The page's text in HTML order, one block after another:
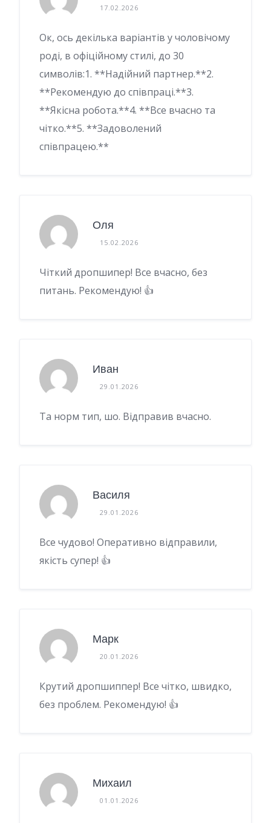
17.02.2026
Ок, ось декілька варіантів у чоловічому
роді, в офіційному стилі, до 30
символів:1. **Надійний партнер.**2.
**Рекомендую до співпраці.**3.
**Якісна робота.**4. **Все вчасно та
чітко.**5. **Задоволений
співпрацею.**
Оля
15.02.2026
Чіткий дропшипер! Все вчасно, без
питань. Рекомендую! 👍
Иван
29.01.2026
Та норм тип, шо. Відправив вчасно.
Василя
29.01.2026
Все чудово! Оперативно відправили,
якість супер! 👍
Марк
20.01.2026
Крутий дропшиппер! Все чітко, швидко,
без проблем. Рекомендую! 👍
Михаил
01.01.2026